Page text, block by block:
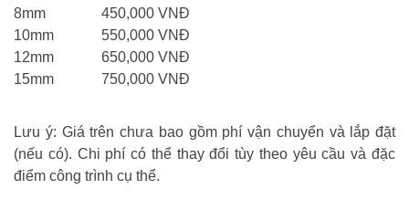
8mm
450,000 VNĐ
10mm
550,000 VNĐ
12mm
650,000 VNĐ
15mm
750,000 VNĐ
Lưu ý: Giá trên chưa bao gồm phí vận chuyển và lắp đặt
(nếu có). Chi phí có thể thay đổi tùy theo yêu cầu và đặc
điểm công trình cụ thể.